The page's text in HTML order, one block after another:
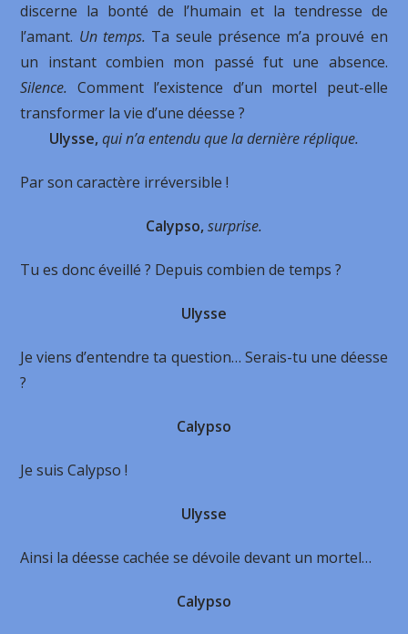
discerne la bonté de l’humain et la tendresse de
l’amant. Un temps. Ta seule présence m’a prouvé en
un instant combien mon passé fut une absence.
Silence. Comment l’existence d’un mortel peut-elle
transformer la vie d’une déesse ?
Ulysse,qui n’a entendu que la dernière réplique.
Par son caractère irréversible !
Calypso,surprise.
Tu es donc éveillé ? Depuis combien de temps ?
Ulysse
Je viens d’entendre ta question… Serais-tu une déesse
?
Calypso
Je suis Calypso !
Ulysse
Ainsi la déesse cachée se dévoile devant un mortel…
Calypso